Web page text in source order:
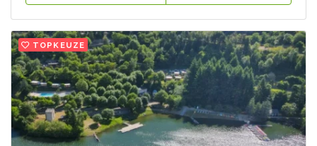
TOPKEUZE